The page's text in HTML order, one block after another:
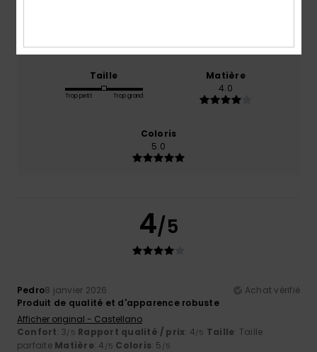
Taille
Trop petit Trop grand
Matière
4.0
Coloris
5.0
4/5
Pedro8 janvier 2026
Achat vérifié
Produit de qualité et d'apparence robuste
Afficher original - Castellano
Confort: 3/5 Rapport qualité / prix: 4/5 Taille: Taille
parfaite Matière: 4 /5 Coloris: 5 /5